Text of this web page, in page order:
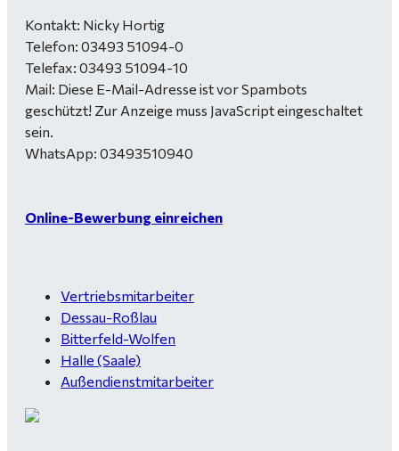
Kontakt: Nicky Hortig
Telefon: 03493 51094-0
Telefax: 03493 51094-10
Mail: Diese E-Mail-Adresse ist vor Spambots
geschützt! Zur Anzeige muss JavaScript eingeschaltet
sein.
WhatsApp: 03493510940
Online-Bewerbung einreichen
Vertriebsmitarbeiter
Dessau-Roßlau
Bitterfeld-Wolfen
Halle (Saale)
Außendienstmitarbeiter